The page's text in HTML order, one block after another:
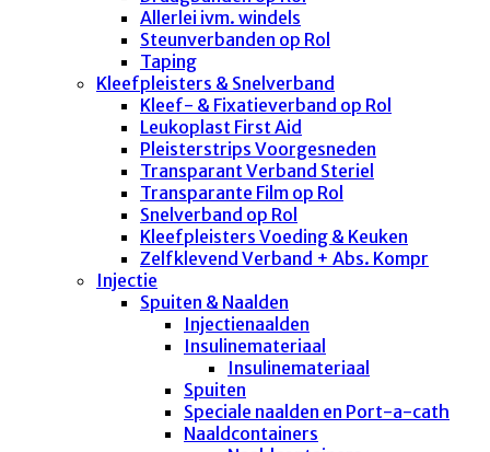
Allerlei ivm. windels
Steunverbanden op Rol
Taping
Kleefpleisters & Snelverband
Kleef- & Fixatieverband op Rol
Leukoplast First Aid
Pleisterstrips Voorgesneden
Transparant Verband Steriel
Transparante Film op Rol
Snelverband op Rol
Kleefpleisters Voeding & Keuken
Zelfklevend Verband + Abs. Kompr
Injectie
Spuiten & Naalden
Injectienaalden
Insulinemateriaal
Insulinemateriaal
Spuiten
Speciale naalden en Port-a-cath
Naaldcontainers